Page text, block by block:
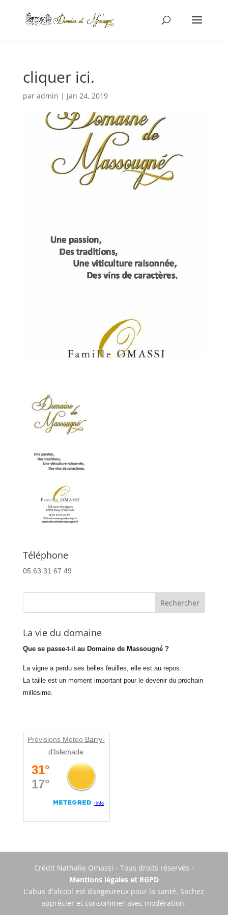
cliquer ici.
par admin | Jan 24, 2019
Téléphone
05 63 31 67 49
La vie du domaine
Que se passe-t-il au Domaine de Massougné ?
La vigne a perdu ses belles feuilles, elle est au repos.
La taille est un moment important pour le devenir du prochain
millésime.
Prévisions Meteo Barry-
d'Islemade
Crédit Nathalie Omassi - Tous droits réservés -
Mentions légales et RGPD
L'abus d'alcool est dangeureux pour la santé. Sachez
apprécier et consommer avec modération.